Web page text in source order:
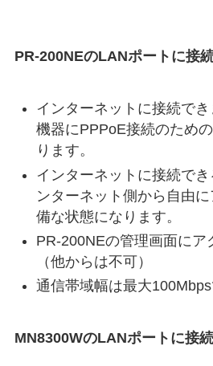
PR-200NEのLANポートに接
インターネットに接続で
機器にPPPoE接続のため
ります。
インターネットに接続で
ンターネット側から自由
備な状態になります。
PR-200NEの管理画面にア
（他からは不可）
通信帯域幅は最大100Mbps
MN8300WのLANポートに接